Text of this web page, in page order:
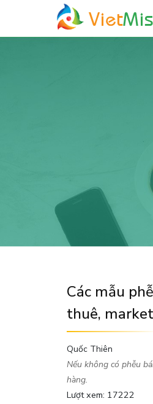
Các mẫu
thuê,
Quốc Thiên
Nếu không có phễu
hàng.
Lượt xem: 17222